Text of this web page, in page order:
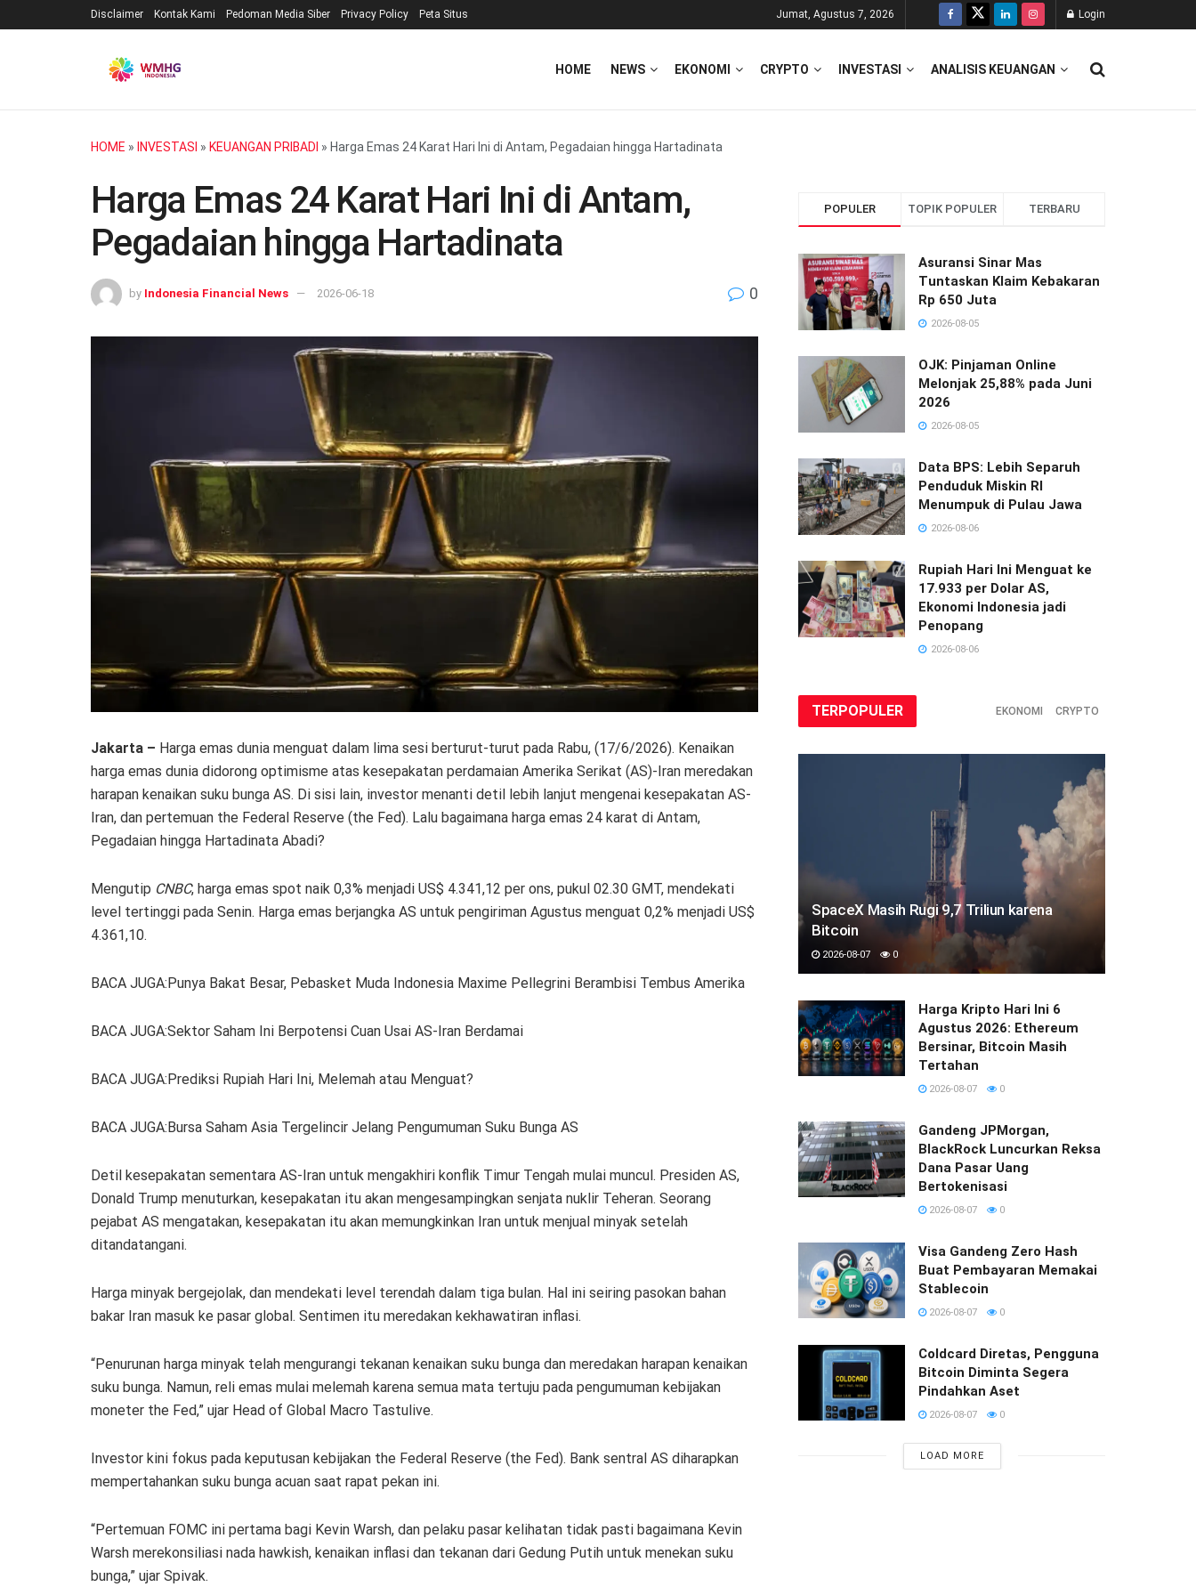
Disclaimer Kontak Kami Pedoman Media Siber Privacy Policy Peta Situs Jumat, Agustus 7, 2026 Login
HOME NEWS EKONOMI CRYPTO INVESTASI ANALISIS KEUANGAN
HOME » INVESTASI » KEUANGAN PRIBADI » Harga Emas 24 Karat Hari Ini di Antam, Pegadaian hingga Hartadinata
Harga Emas 24 Karat Hari Ini di Antam,
Pegadaian hingga Hartadinata
by Indonesia Financial News 2026-06-18 0
Jakarta – Harga emas dunia menguat dalam lima sesi berturut-turut pada Rabu, (17/6/2026). Kenaikan
harga emas dunia didorong optimisme atas kesepakatan perdamaian Amerika Serikat (AS)-Iran meredakan
harapan kenaikan suku bunga AS. Di sisi lain, investor menanti detil lebih lanjut mengenai kesepakatan AS-
Iran, dan pertemuan the Federal Reserve (the Fed). Lalu bagaimana harga emas 24 karat di Antam,
Pegadaian hingga Hartadinata Abadi?
Mengutip CNBC, harga emas spot naik 0,3% menjadi US$ 4.341,12 per ons, pukul 02.30 GMT, mendekati
level tertinggi pada Senin. Harga emas berjangka AS untuk pengiriman Agustus menguat 0,2% menjadi US$
4.361,10.
BACA JUGA:Punya Bakat Besar, Pebasket Muda Indonesia Maxime Pellegrini Berambisi Tembus Amerika
BACA JUGA:Sektor Saham Ini Berpotensi Cuan Usai AS-Iran Berdamai
BACA JUGA:Prediksi Rupiah Hari Ini, Melemah atau Menguat?
BACA JUGA:Bursa Saham Asia Tergelincir Jelang Pengumuman Suku Bunga AS
Detil kesepakatan sementara AS-Iran untuk mengakhiri konflik Timur Tengah mulai muncul. Presiden AS,
Donald Trump menuturkan, kesepakatan itu akan mengesampingkan senjata nuklir Teheran. Seorang
pejabat AS mengatakan, kesepakatan itu akan memungkinkan Iran untuk menjual minyak setelah
ditandatangani.
Harga minyak bergejolak, dan mendekati level terendah dalam tiga bulan. Hal ini seiring pasokan bahan
bakar Iran masuk ke pasar global. Sentimen itu meredakan kekhawatiran inflasi.
“Penurunan harga minyak telah mengurangi tekanan kenaikan suku bunga dan meredakan harapan kenaikan
suku bunga. Namun, reli emas mulai melemah karena semua mata tertuju pada pengumuman kebijakan
moneter the Fed,” ujar Head of Global Macro Tastulive.
Investor kini fokus pada keputusan kebijakan the Federal Reserve (the Fed). Bank sentral AS diharapkan
mempertahankan suku bunga acuan saat rapat pekan ini.
“Pertemuan FOMC ini pertama bagi Kevin Warsh, dan pelaku pasar kelihatan tidak pasti bagaimana Kevin
Warsh merekonsiliasi nada hawkish, kenaikan inflasi dan tekanan dari Gedung Putih untuk menekan suku
bunga,” ujar Spivak.
POPULER TOPIK POPULER TERBARU
Asuransi Sinar Mas
Tuntaskan Klaim Kebakaran
Rp 650 Juta
2026-08-05
OJK: Pinjaman Online
Melonjak 25,88% pada Juni
2026
2026-08-05
Data BPS: Lebih Separuh
Penduduk Miskin RI
Menumpuk di Pulau Jawa
2026-08-06
Rupiah Hari Ini Menguat ke
17.933 per Dolar AS,
Ekonomi Indonesia jadi
Penopang
2026-08-06
TERPOPULER EKONOMI CRYPTO
SpaceX Masih Rugi 9,7 Triliun karena
Bitcoin
2026-08-07 0
Harga Kripto Hari Ini 6
Agustus 2026: Ethereum
Bersinar, Bitcoin Masih
Tertahan
2026-08-07 0
Gandeng JPMorgan,
BlackRock Luncurkan Reksa
Dana Pasar Uang
Bertokenisasi
2026-08-07 0
Visa Gandeng Zero Hash
Buat Pembayaran Memakai
Stablecoin
2026-08-07 0
Coldcard Diretas, Pengguna
Bitcoin Diminta Segera
Pindahkan Aset
2026-08-07 0
LOAD MORE